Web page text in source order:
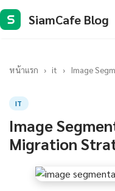
S SiamCafe Blog
หน้าแรก › it › Image
IT
Image
Migration